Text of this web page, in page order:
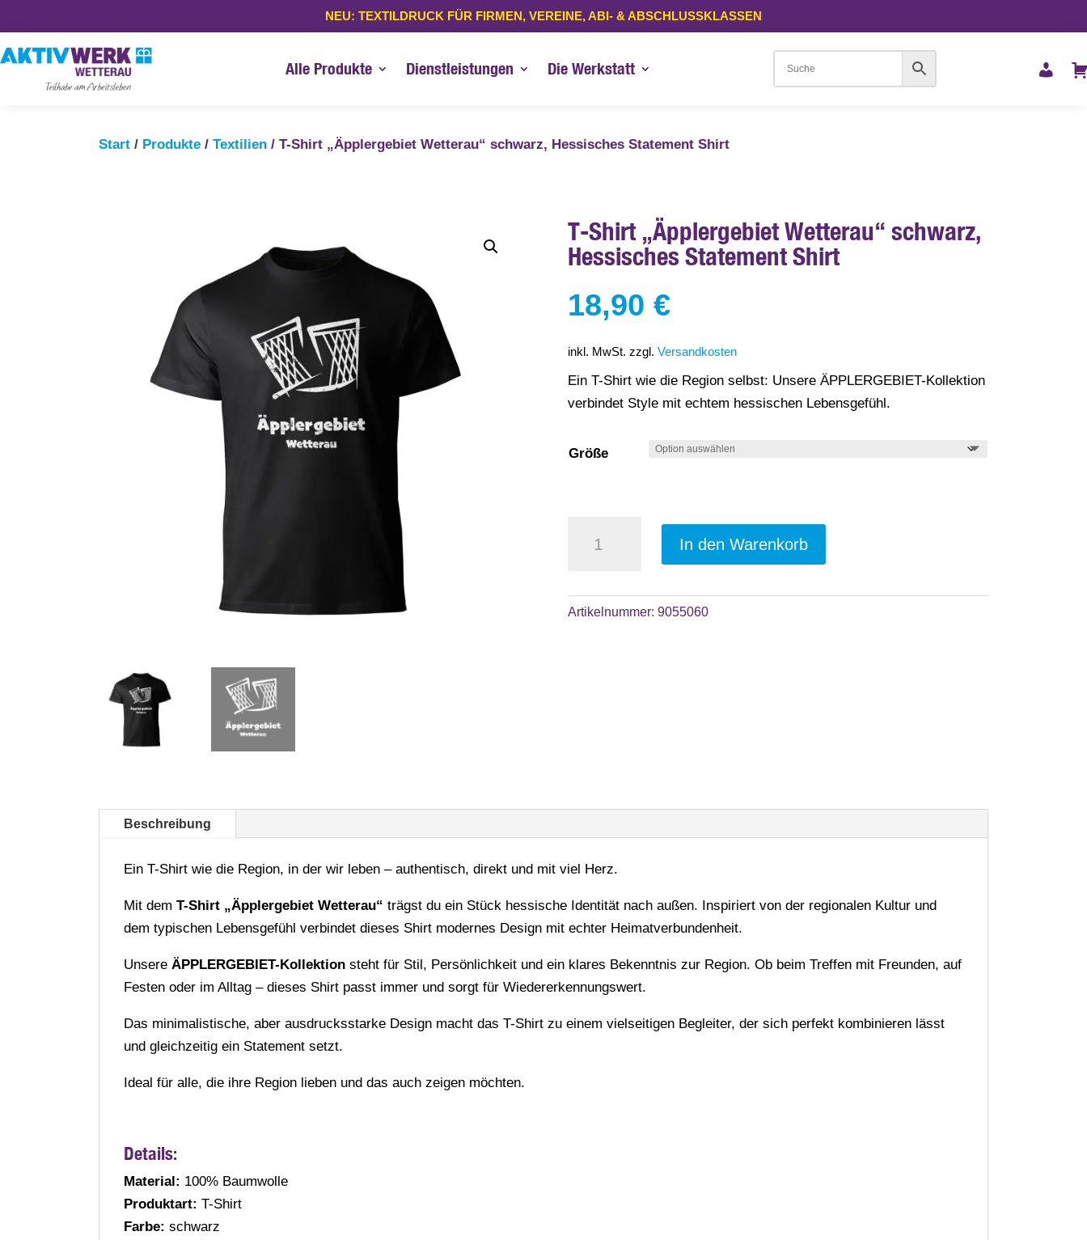
NEU: TEXTILDRUCK FÜR FIRMEN, VEREINE, ABI- & ABSCHLUSSKLASSEN
Alle Produkte Dienstleistungen Die Werkstatt
Start / Produkte / Textilien / T-Shirt „Äpplergebiet Wetterau“ schwarz, Hessisches Statement Shirt
T-Shirt „Äpplergebiet Wetterau“ schwarz,
Hessisches Statement Shirt
18,90€
inkl. MwSt. zzgl.Versandkosten
Ein T-Shirt wie die Region selbst: Unsere ÄPPLERGEBIET-Kollektion
verbindet Style mit echtem hessischen Lebensgefühl.
Größe
Shirt
Wetterau“
schwarz,
In den Warenkorb
l
e
Artikelnummer:9055060
Beschreibung
Ein T-Shirt wie die Region, in der wir leben – authentisch, direkt und mit viel Herz.
Mit dem T-Shirt „Äpplergebiet Wetterau“ trägst du ein Stück hessische Identität nach außen. Inspiriert von der regionalen Kultur und
dem typischen Lebensgefühl verbindet dieses Shirt modernes Design mit echter Heimatverbundenheit.
Unsere ÄPPLERGEBIET-Kollektion steht für Stil, Persönlichkeit und ein klares Bekenntnis zur Region. Ob beim Treffen mit Freunden, auf
Festen oder im Alltag – dieses Shirt passt immer und sorgt für Wiedererkennungswert.
Das minimalistische, aber ausdrucksstarke Design macht das T-Shirt zu einem vielseitigen Begleiter, der sich perfekt kombinieren lässt
und gleichzeitig ein Statement setzt.
Ideal für alle, die ihre Region lieben und das auch zeigen möchten.
Details:
Material: 100% Baumwolle
Produktart: T-Shirt
Farbe: schwarz